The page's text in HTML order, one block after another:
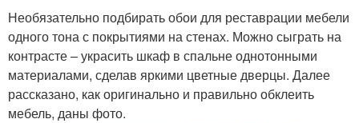
Необязательно подбирать обои для реставрации мебели
одного тона с покрытиями на стенах. Можно сыграть на
контрасте – украсить шкаф в спальне однотонными
материалами, сделав яркими цветные дверцы. Далее
рассказано, как оригинально и правильно обклеить
мебель, даны фото.